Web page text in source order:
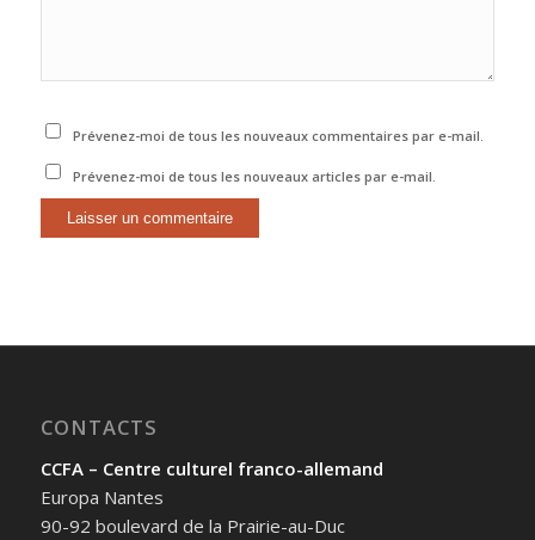
Prévenez-moi de tous les nouveaux commentaires par e-mail.
Prévenez-moi de tous les nouveaux articles par e-mail.
CONTACTS
CCFA – Centre culturel franco-allemand
Europa Nantes
90-92 boulevard de la Prairie-au-Duc